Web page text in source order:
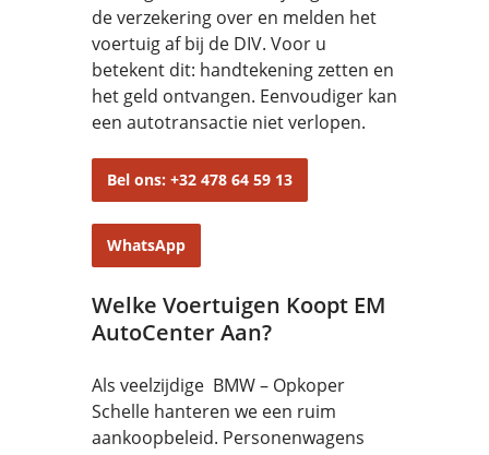
de verzekering over en melden het
voertuig af bij de DIV. Voor u
betekent dit: handtekening zetten en
het geld ontvangen. Eenvoudiger kan
een autotransactie niet verlopen.
Bel ons: +32 478 64 59 13
WhatsApp
Welke Voertuigen Koopt EM
AutoCenter Aan?
Als veelzijdige BMW – Opkoper
Schelle hanteren we een ruim
aankoopbeleid. Personenwagens